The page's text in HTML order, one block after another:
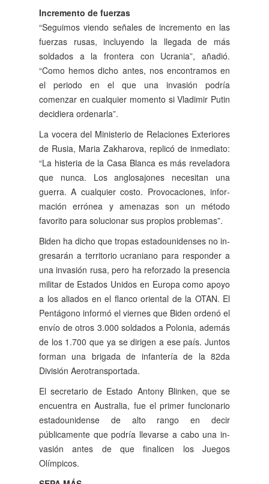
Incremento de fuerzas
“Seguimos viendo señales de incremento en las
fuer­zas rusas, incluyendo la lle­gada de más
soldados a la frontera con Ucrania”, aña­dió.
“Como hemos dicho antes, nos encontramos en
el periodo en el que una in­vasión podría
comenzar en cualquier momento si Vla­dimir Putin
decidiera orde­narla”.
La vocera del Ministerio de Relaciones Exteriores
de Rusia, Maria Zakharova, re­plicó de inmediato:
“La his­teria de la Casa Blanca es más reveladora
que nun­ca. Los anglosajones necesi­tan una
guerra. A cualquier costo. Provocaciones, infor­
mación errónea y amena­zas son un método
favorito para solucionar sus propios problemas”.
Biden ha dicho que tro­pas estadounidenses no in­
gresarán a territorio ucra­niano para responder a
una invasión rusa, pero ha re­forzado la presencia
militar de Estados Unidos en Euro­pa como apoyo
a los alia­dos en el flanco oriental de la OTAN. El
Pentágono in­formó el viernes que Biden ordenó el
envío de otros 3.000 soldados a Polonia, además
de los 1.700 que ya se dirigen a ese país. Juntos
forman una brigada de in­fantería de la 82da
División Aerotransportada.
El secretario de Estado Antony Blinken, que se
en­cuentra en Australia, fue el primer funcionario
estado­unidense de alto rango en decir
públicamente que po­dría llevarse a cabo una in­
vasión antes de que finali­cen los Juegos
Olímpicos.